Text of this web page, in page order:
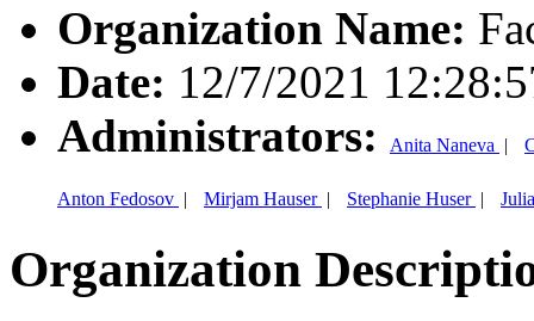
Organization Name:
Date: 12/7/2021
Administrators:
Anita Naneva |
Anton Fedosov | Mirjam Hauser | Stephanie Huser |
Organization